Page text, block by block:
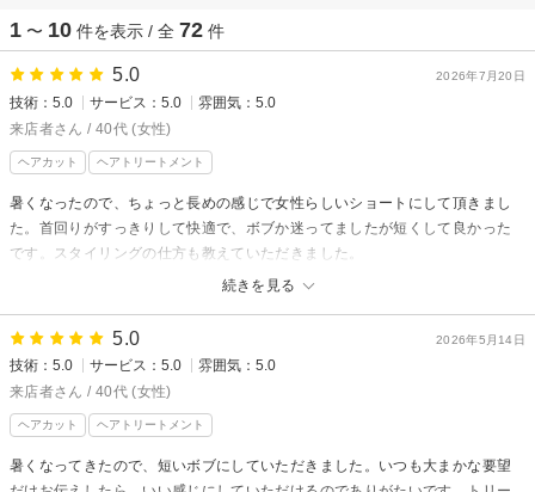
1 〜 10 件を表示 / 全 72 件
2026年7月20日
5.0
技術：5.0 サービス：5.0
雰囲気：5.0
来店者さん / 40代 (女性)
ヘアカット ヘアトリートメント
続きを見る
暑くなったので、ちょっと長めの感じで女性らしいショートにして頂きまし
た。首回りがすっきりして快適で、ボブか迷ってましたが短くして良かった
です。スタイリングの仕方も教えていただきました。
いつも最初から最後まで丁寧な施術で、リラックスして過ごさせていただい
来店者様
夏にぴったりなショートスタイル
とてもお似合いでした◎
2026年5月14日
5.0
技術：5.0 サービス：5.0
雰囲気：5.0
来店者さん / 40代 (女性)
ヘアカット ヘアトリートメント
暑くなってきたので、短いボブにしていただきました。いつも大まかな要望